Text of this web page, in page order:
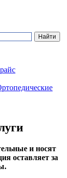
и носят
оставляет за